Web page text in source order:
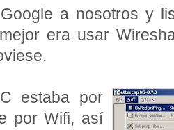
a nosotros y
era usar
estaba por
por Wifi, así